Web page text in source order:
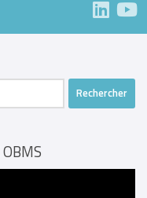
OBMS